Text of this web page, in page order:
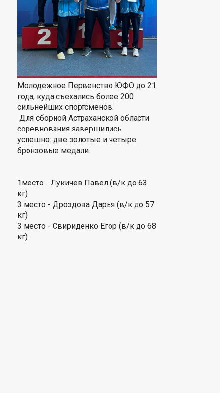
Молодежное Первенство ЮФО до 21
года, куда съехались более 200
сильнейших спортсменов.
Для сборной Астраханской области
соревнования завершились
успешно: две золотые и четыре
бронзовые медали.
1место - Лукичев Павел (в/к до 63
кг)
3 место - Дроздова Дарья (в/к до 57
кг)
3 место - Свириденко Егор (в/к до 68
кг).